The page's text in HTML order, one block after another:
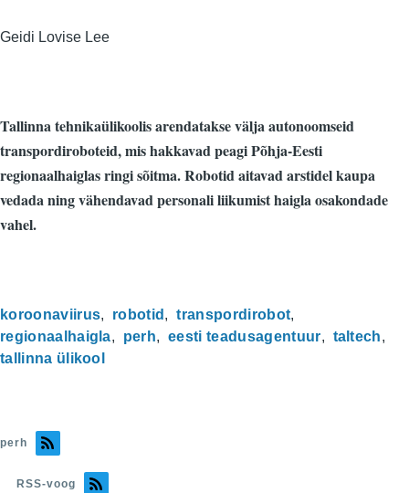
Geidi Lovise Lee
Tallinna tehnikaülikoolis arendatakse välja autonoomseid
transpordiroboteid, mis hakkavad peagi Põhja-Eesti
regionaalhaiglas ringi sõitma. Robotid aitavad arstidel kaupa
vedada ning vähendavad personali liikumist haigla osakondade
vahel.
koroonaviirus robotid
transpordirobot
regionaalhaigla
perh eesti teadusagentuur
taltech
tallinna ülikool
perh
RSS-voog